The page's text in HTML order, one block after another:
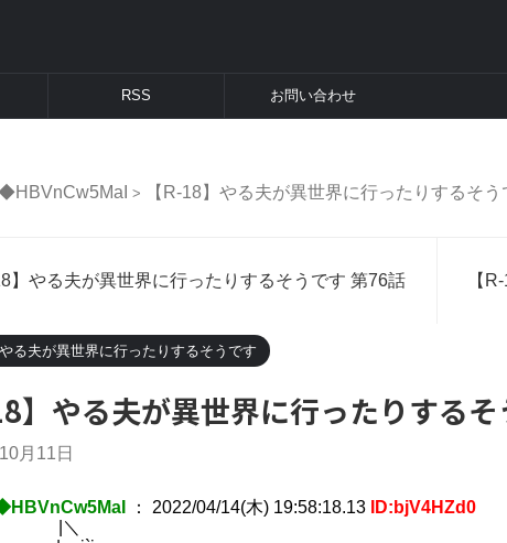
RSS お問い合わせ
> 【R-18】やる夫が異世界に行ったりするそう
】やる夫が異世界に行ったりするそうです 第76話 【
やる夫が異世界に行ったりするそうです
】やる夫が異世界に行ったりする
月11日
： 2022/04/14(木) 19:58:18.13
ID:bjV4HZd0